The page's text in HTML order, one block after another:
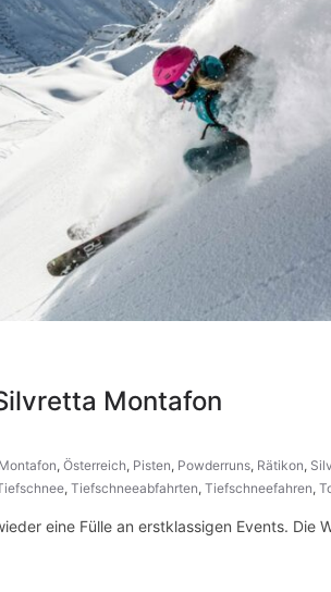
Montafon
Montafon, Österreich, Pisten, Powderruns, Rätikon,
, Tiefschneeabfahrten, Tiefschneefahren,
eine Fülle an erstklassigen Events. Die